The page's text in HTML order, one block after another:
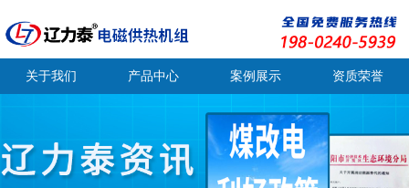
关于我们 产品中心 案例展示 资质荣誉